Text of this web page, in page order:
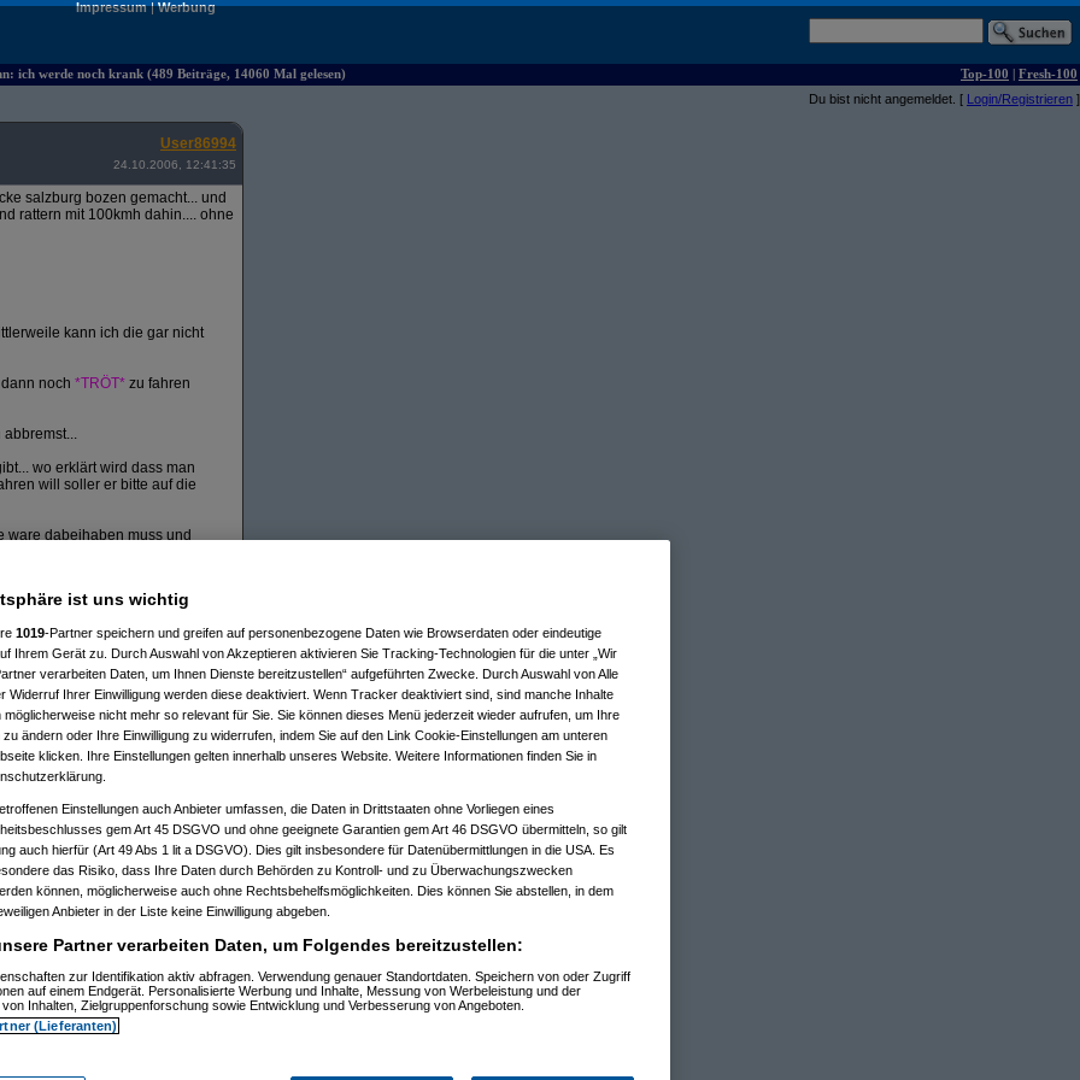
Impressum|Werbung
ich werde noch krank (489 Beiträge, 14060 Mal gelesen) Top-100 | Fresh-100
Du bist nicht angemeldet. [ Login/Registrieren ]
User86994
24.10.2006, 12:41:35
salzburg bozen gemacht... und
rattern mit 100kmh dahin.... ohne
kann ich die gar nicht
noch *TRÖT* zu fahren
wo erklärt wird dass man
will soller er bitte auf die
ware dabeihaben muss und
wegen einigen vollid***en zu
fahren kann, also mich enifach
eine selbsthilfegruppe
yangel am 24.10.2006, 12:50:53)
Capri-Sonne
am 24.10.2006, 12:51:30)
(Maraxam 24.10.2006, 12:52:21)
(Capri-Sonneam 24.10.2006, 12:54:53)
(User86994am 24.10.2006, 12:55:55)
bond007am 24.10.2006, 13:02:36)
yangel
am 24.10.2006, 13:03:52)
Oliver_nur echt mit 2 Kastratern und Daisy!am 24.10.2006, 13:04:44)
swaDDyam 24.10.2006, 13:05:01)
(User86994am 24.10.2006, 13:05:01)
ist uns wichtig
1019-Partner speichern und greifen auf personenbezogene Daten wie Browserdaten oder eindeutige
Ihrem Gerät zu. Durch Auswahl von Akzeptieren aktivieren Sie Tracking-Technologien für die unter „Wir
verarbeiten Daten, um Ihnen Dienste bereitzustellen“ aufgeführten Zwecke. Durch Auswahl von Alle
Widerruf Ihrer Einwilligung werden diese deaktiviert. Wenn Tracker deaktiviert sind, sind manche Inhalte
möglicherweise nicht mehr so relevant für Sie. Sie können dieses Menü jederzeit wieder aufrufen, um Ihre
zu ändern oder Ihre Einwilligung zu widerrufen, indem Sie auf den Link Cookie-Einstellungen am unteren
klicken. Ihre Einstellungen gelten innerhalb unseres Website. Weitere Informationen finden Sie in
Einstellungen auch Anbieter umfassen, die Daten in Drittstaaten ohne Vorliegen eines
gem Art 45 DSGVO und ohne geeignete Garantien gem Art 46 DSGVO übermitteln, so gilt
auch hierfür (Art 49 Abs 1 lit a DSGVO). Dies gilt insbesondere für Datenübermittlungen in die USA. Es
das Risiko, dass Ihre Daten durch Behörden zu Kontroll- und zu Überwachungszwecken
können, möglicherweise auch ohne Rechtsbehelfsmöglichkeiten. Dies können Sie abstellen, in dem
Anbieter in der Liste keine Einwilligung abgeben.
Partner verarbeiten Daten, um Folgendes bereitzustellen:
zur Identifikation aktiv abfragen. Verwendung genauer Standortdaten. Speichern von oder Zugriff
auf einem Endgerät. Personalisierte Werbung und Inhalte, Messung von Werbeleistung und der
Inhalten, Zielgruppenforschung sowie Entwicklung und Verbesserung von Angeboten.
(Lieferanten)